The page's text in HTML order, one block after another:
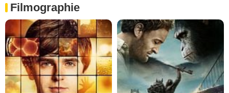
Filmographie